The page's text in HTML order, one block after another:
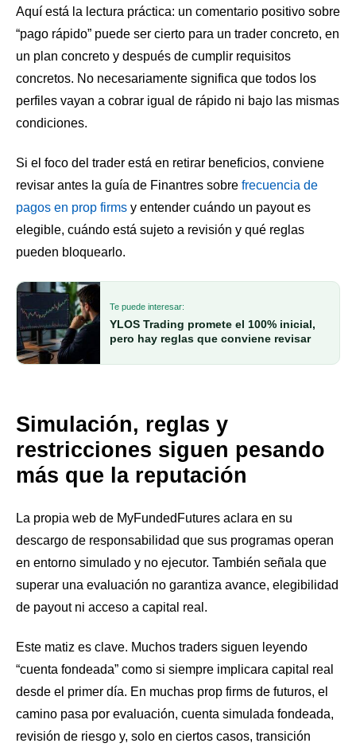
Aquí está la lectura práctica: un comentario positivo sobre
“pago rápido” puede ser cierto para un trader concreto, en
un plan concreto y después de cumplir requisitos
concretos. No necesariamente significa que todos los
perfiles vayan a cobrar igual de rápido ni bajo las mismas
condiciones.
Si el foco del trader está en retirar beneficios, conviene
revisar antes la guía de Finantres sobre frecuencia de
pagos en prop firms y entender cuándo un payout es
elegible, cuándo está sujeto a revisión y qué reglas
pueden bloquearlo.
Te puede interesar:
YLOS Trading promete el 100% inicial,
pero hay reglas que conviene revisar
Simulación, reglas y
restricciones siguen pesando
más que la reputación
La propia web de MyFundedFutures aclara en su
descargo de responsabilidad que sus programas operan
en entorno simulado y no ejecutor. También señala que
superar una evaluación no garantiza avance, elegibilidad
de payout ni acceso a capital real.
Este matiz es clave. Muchos traders siguen leyendo
“cuenta fondeada” como si siempre implicara capital real
desde el primer día. En muchas prop firms de futuros, el
camino pasa por evaluación, cuenta simulada fondeada,
revisión de riesgo y, solo en ciertos casos, transición